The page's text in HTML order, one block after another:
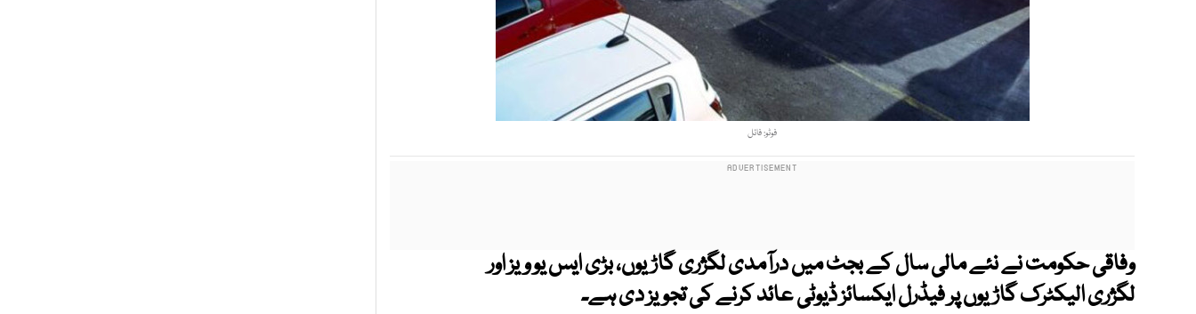
فوٹو: فائل
وفاقی حکومت نے نئے مالی سال کے بجٹ میں درآمدی لگژری گاڑیوں، بڑی ایس یو ویز اور
لگژری الیکٹرک گاڑیوں پر فیڈرل ایکسائز ڈیوٹی عائد کرنے کی تجویز دی ہے۔